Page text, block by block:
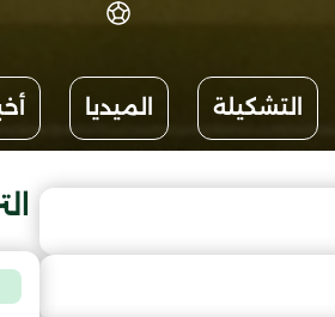
التشكيلة الميديا